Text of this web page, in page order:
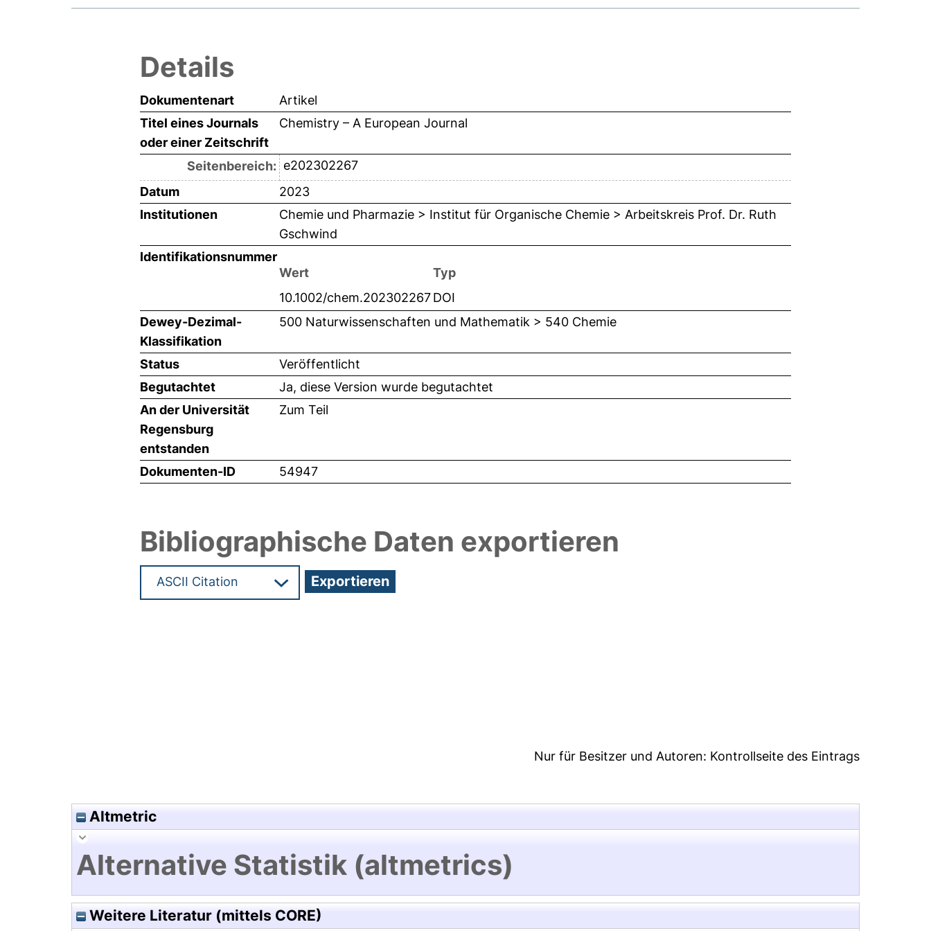
Details
Dokumentenart
Artikel
Titel eines Journals
oder einer Zeitschrift
Chemistry – A European Journal
Seitenbereich: e202302267
Datum
2023
Institutionen
Chemie und Pharmazie > Institut für Organische Chemie > Arbeitskreis Prof. Dr. Ruth
Gschwind
Identifikationsnummer
Wert
Typ
10.1002/chem.202302267DOI
Dewey-Dezimal-
Klassifikation
500 Naturwissenschaften und Mathematik > 540 Chemie
Status
Veröffentlicht
Begutachtet
Ja, diese Version wurde begutachtet
An der Universität
Regensburg
entstanden
Zum Teil
Dokumenten-ID 54947
Bibliographische Daten exportieren
Nur für Besitzer und Autoren: Kontrollseite des Eintrags
Altmetric
Alternative Statistik (altmetrics)
Weitere Literatur (mittels CORE)